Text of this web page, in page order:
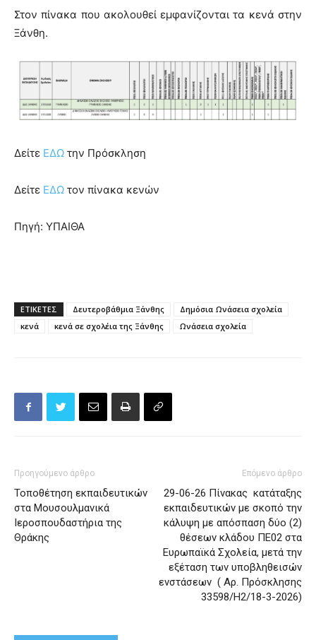
Στον πίνακα που ακολουθεί εμφανίζονται τα κενά στην
Ξάνθη.
Δείτε ΕΔΩ την Πρόσκληση
Δείτε ΕΔΩ τον πίνακα κενών
Πηγή: ΥΠΑΙΘΑ
ΕΤΙΚΕΤΕΣ Δευτεροβάθμια Ξάνθης
Δημόσια Ωνάσεια σχολεία
κενά
κενά σε σχολέια της Ξάνθης Ωνάσεια σχολεία
Προηγούμενο άρθρο
Τοποθέτηση εκπαιδευτικών
στα Μουσουλμανικά
Ιεροσπουδαστήρια της
Θράκης
Επόμενο άρθρο
29-06-26 Πίνακας κατάταξης
εκπαιδευτικών με σκοπό την
κάλυψη με απόσπαση δύο (2)
θέσεων κλάδου ΠΕ02 στα
Ευρωπαϊκά Σχολεία, μετά την
εξέταση των υποβληθεισών
ενστάσεων ( Αρ. Πρόσκλησης
33598/Η2/18-3-2026)